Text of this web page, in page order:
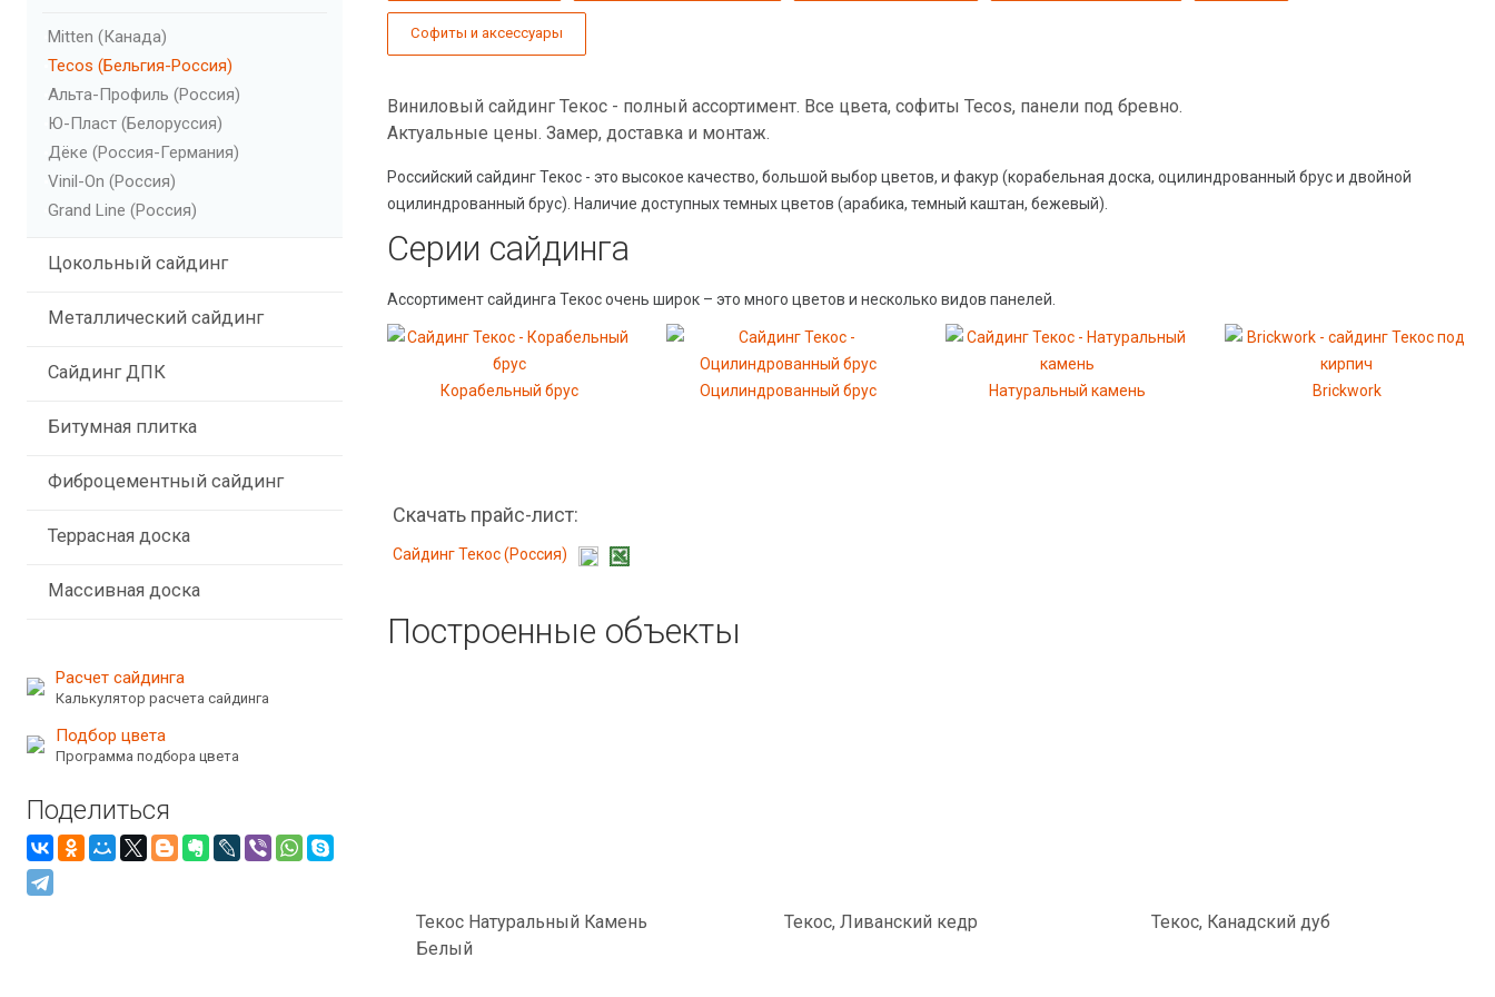
Софиты и аксессуары
Виниловый сайдинг Текос - полный ассортимент. Все цвета, софиты Tecos, панели под бревно.
Актуальные цены. Замер, доставка и монтаж.
Российский сайдинг Текос - это высокое качество, большой выбор цветов, и факур (корабельная доска, оцилиндрованный брус и двойной
оцилиндрованный брус). Наличие доступных темных цветов (арабика, темный каштан, бежевый).
Серии сайдинга
Ассортимент сайдинга Текос очень широк – это много цветов и несколько видов панелей.
Корабельный брус Оцилиндрованный брус Натуральный камень Brickwork
Скачать прайс-лист:
Сайдинг Текос (Россия)
Построенные объекты
Текос Натуральный Камень
Белый
Текос, Ливанский кедр Текос, Канадский дуб
Mitten (Канада)
Tecos (Бельгия-Россия)
Альта-Профиль (Россия)
Ю-Пласт (Белоруссия)
Дёке (Россия-Германия)
Vinil-On (Россия)
Grand Line (Россия)
Цокольный сайдинг
Металлический сайдинг
Сайдинг ДПК
Битумная плитка
Фиброцементный сайдинг
Террасная доска
Массивная доска
Расчет сайдинга
Калькулятор расчета сайдинга
Подбор цвета
Программа подбора цвета
Поделиться